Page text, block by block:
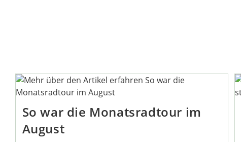
So war die Monatsradtour im
August